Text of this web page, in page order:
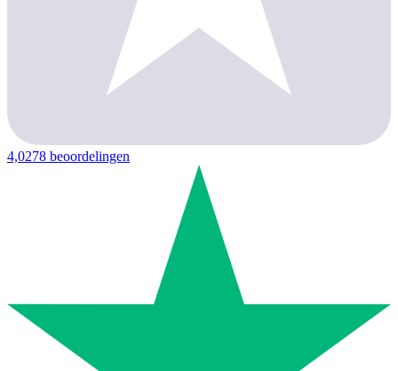
4,0278 beoordelingen